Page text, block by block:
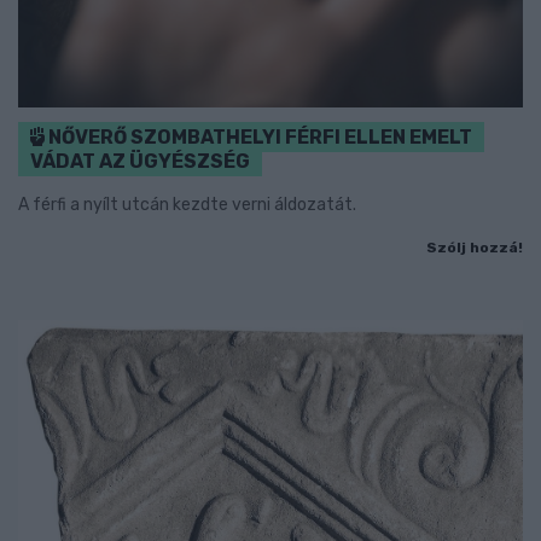
NŐVERŐ SZOMBATHELYI FÉRFI ELLEN EMELT
VÁDAT AZ ÜGYÉSZSÉG
A férfi a nyílt utcán kezdte verni áldozatát.
Szólj hozzá!